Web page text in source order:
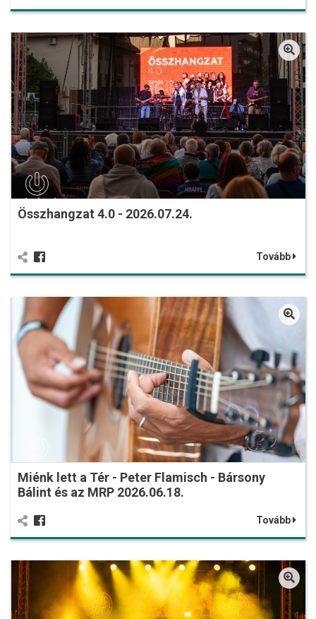
Összhangzat 4.0 - 2026.07.24.
Tovább
Miénk lett a Tér - Peter Flamisch - Bársony
Bálint és az MRP 2026.06.18.
Tovább